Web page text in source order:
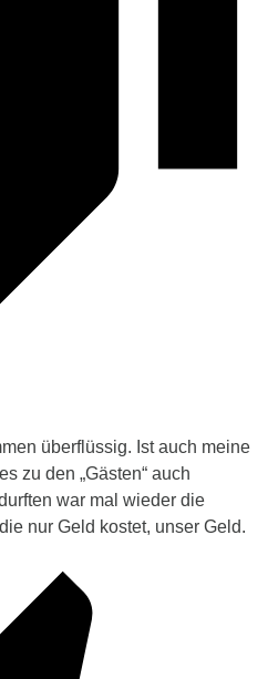
überflüssig. Ist auch meine
zu den „Gästen“ auch
war mal wieder die
nur Geld kostet, unser Geld.